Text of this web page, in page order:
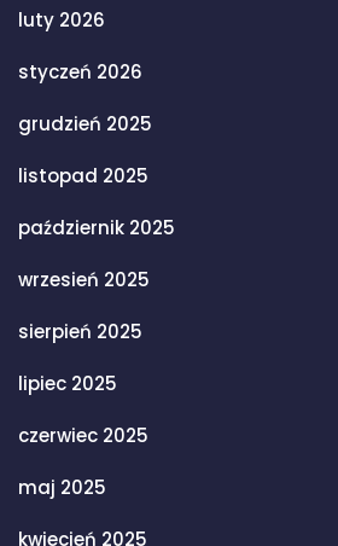
luty 2026
styczeń 2026
grudzień 2025
listopad 2025
październik 2025
wrzesień 2025
sierpień 2025
lipiec 2025
czerwiec 2025
maj 2025
kwiecień 2025